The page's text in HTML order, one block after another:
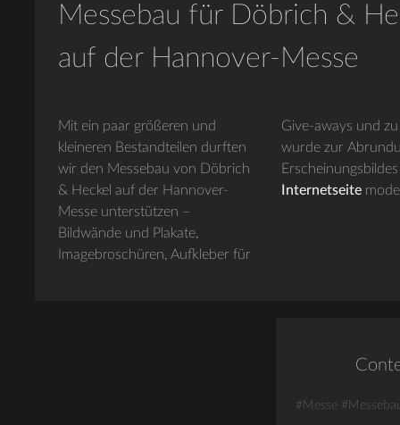
#Messe
Messebau für Döbrich &
auf der Hannover-Messe
Mit ein paar größeren und
kleineren Bestandteilen durften
wir den Messebau von Döbrich
& Heckel auf der Hannover-
Messe unterstützen –
Bildwände und Plakate,
Imagebroschüren, Aufkleber für
Give-aways und zu guter Letzt
wurde zur Abrundung des
Internetseite